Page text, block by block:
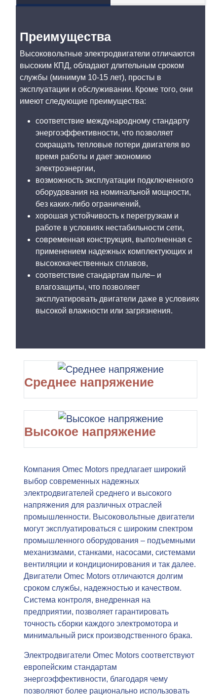
Преимущества
Высоковольтные электродвигатели отличаются
высоким КПД, обладают длительным сроком
службы (минимум 10-15 лет), просты в
эксплуатации и обслуживании. Кроме того, они
имеют следующие преимущества:
соответствие международному стандарту
энергоэффективности, что позволяет
сокращать тепловые потери двигателя во
время работы и дает экономию
электроэнергии,
возможность эксплуатации подключенного
оборудования на номинальной мощности,
без каких-либо ограничений,
хорошая устойчивость к перегрузкам и
работе в условиях нестабильности сети,
современная конструкция, выполненная с
применением надежных комплектующих и
высококачественных сплавов,
соответствие стандартам пыле– и
влагозащиты, что позволяет
эксплуатировать двигатели даже в условиях
высокой влажности или загрязнения.
Среднее напряжение
Высокое напряжение
Компания Omec Motors предлагает широкий
выбор современных надежных
электродвигателей среднего и высокого
напряжения для различных отраслей
промышленности. Высоковольтные двигатели
могут эксплуатироваться с широким спектром
промышленного оборудования – подъемными
механизмами, станками, насосами, системами
вентиляции и кондиционирования и так далее.
Двигатели Omec Motors отличаются долгим
сроком службы, надежностью и качеством.
Система контроля, внедренная на
предприятии, позволяет гарантировать
точность сборки каждого электромотора и
минимальный риск производственного брака.
Электродвигатели Omec Motors соответствуют
европейским стандартам
энергоэффективности, благодаря чему
позволяют более рационально использовать